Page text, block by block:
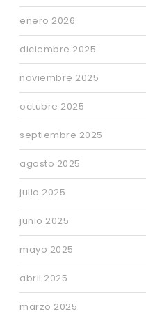
enero 2026
diciembre 2025
noviembre 2025
octubre 2025
septiembre 2025
agosto 2025
julio 2025
junio 2025
mayo 2025
abril 2025
marzo 2025